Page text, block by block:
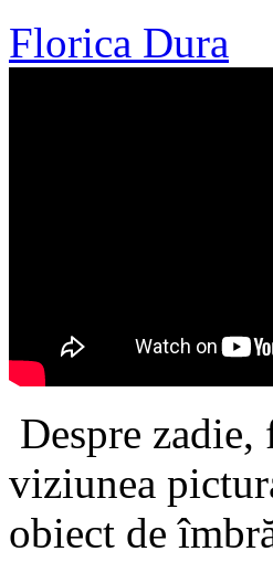
Florica Dura
Despre
viziunea
obiect de